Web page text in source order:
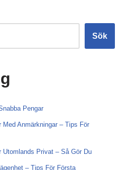
Sök
Pengar
Med Anmärkningar – Tips För
Utomlands Privat – Så Gör Du
– Tips För Första